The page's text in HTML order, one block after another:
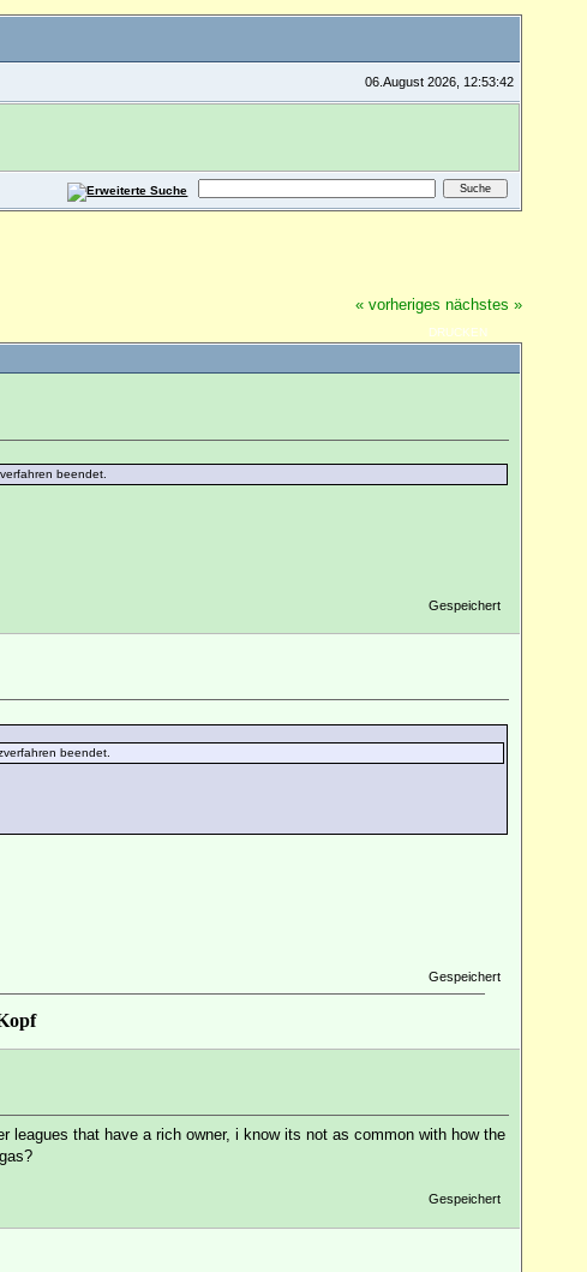
06.August 2026, 12:53:42
« vorheriges nächstes »
DRUCKEN
beendet.
Gespeichert
beendet.
Gespeichert
that have a rich owner, i know its not as common with how the
Gespeichert